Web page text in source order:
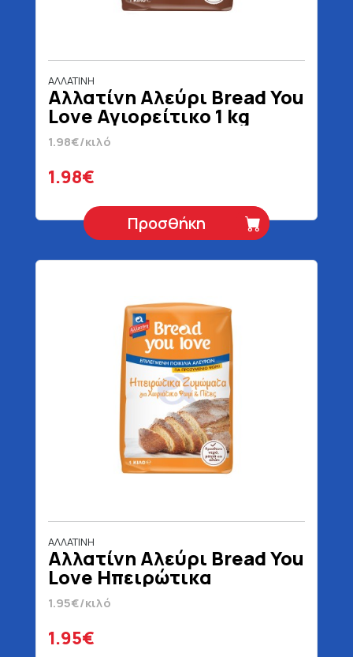
ΑΛΛΑΤΙΝΗ
Αλλατίνη Αλεύρι Bread You
Love Αγιορείτικο 1 kg
1.98€/κιλό
1.98€
Προσθήκη
ΑΛΛΑΤΙΝΗ
Αλλατίνη Αλεύρι Bread You
Love Ηπειρώτικα
Ζυμώματα 1 kg
1.95€/κιλό
1.95€